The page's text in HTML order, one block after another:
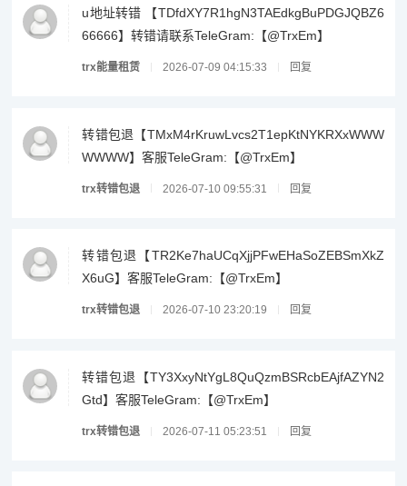
u地址转错 【TDfdXY7R1hgN3TAEdkgBuPDGJQBZ6
66666】转错请联系TeleGram:【@TrxEm】
trx能量租赁 2026-07-09 04:15:33 回复
转错包退【TMxM4rKruwLvcs2T1epKtNYKRXxWWW
WWWW】客服TeleGram:【@TrxEm】
trx转错包退 2026-07-10 09:55:31 回复
转错包退【TR2Ke7haUCqXjjPFwEHaSoZEBSmXkZ
X6uG】客服TeleGram:【@TrxEm】
trx转错包退 2026-07-10 23:20:19 回复
转错包退【TY3XxyNtYgL8QuQzmBSRcbEAjfAZYN2
Gtd】客服TeleGram:【@TrxEm】
trx转错包退 2026-07-11 05:23:51 回复